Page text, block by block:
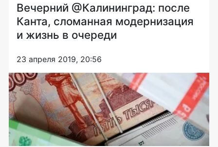
Вечерний @Калининград: после
Канта, сломанная модернизация
и жизнь в очереди
23 апреля 2019, 20:56